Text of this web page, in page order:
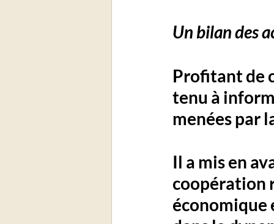
Un bilan des
Profitant de
tenu à
menées par
Il a mis en
coopération
économique